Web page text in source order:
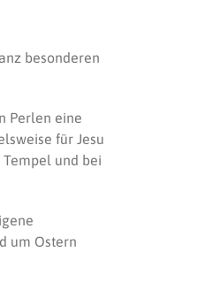
besonderen
Perlen eine
für Jesu
und bei
um Ostern